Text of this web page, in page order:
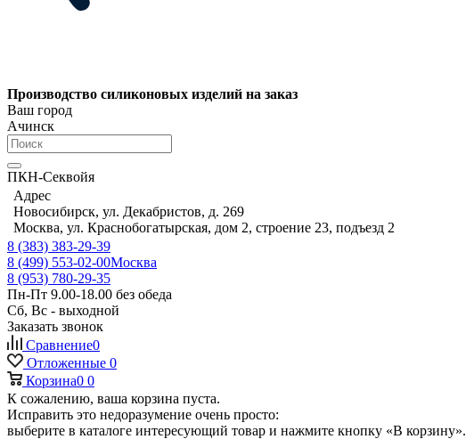
Производство силиконовых изделий на заказ
Ваш город
Ачинск
ПКН-Секвойя
Адрес
Новосибирск, ул. Декабристов, д. 269
Москва, ул. Краснобогатырская, дом 2, строение 23, подъезд 2
8 (383) 383-29-39
8 (499) 553-02-00Москва
8 (953) 780-29-35
Пн-Пт 9.00-18.00 без обеда
Сб, Вс - выходной
Заказать звонок
Сравнение0
Отложенные 0
Корзина0 0
К сожалению, ваша корзина пуста.
Исправить это недоразумение очень просто:
выберите в каталоге интересующий товар и нажмите кнопку «В корзину».